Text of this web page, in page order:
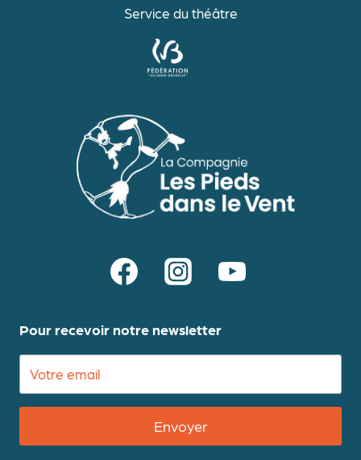
Service du théâtre
Pour recevoir notre newsletter
Envoyer